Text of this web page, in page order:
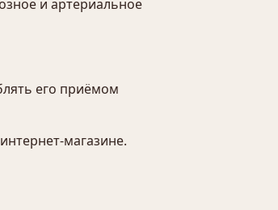
и артериальное
его приёмом
магазине.